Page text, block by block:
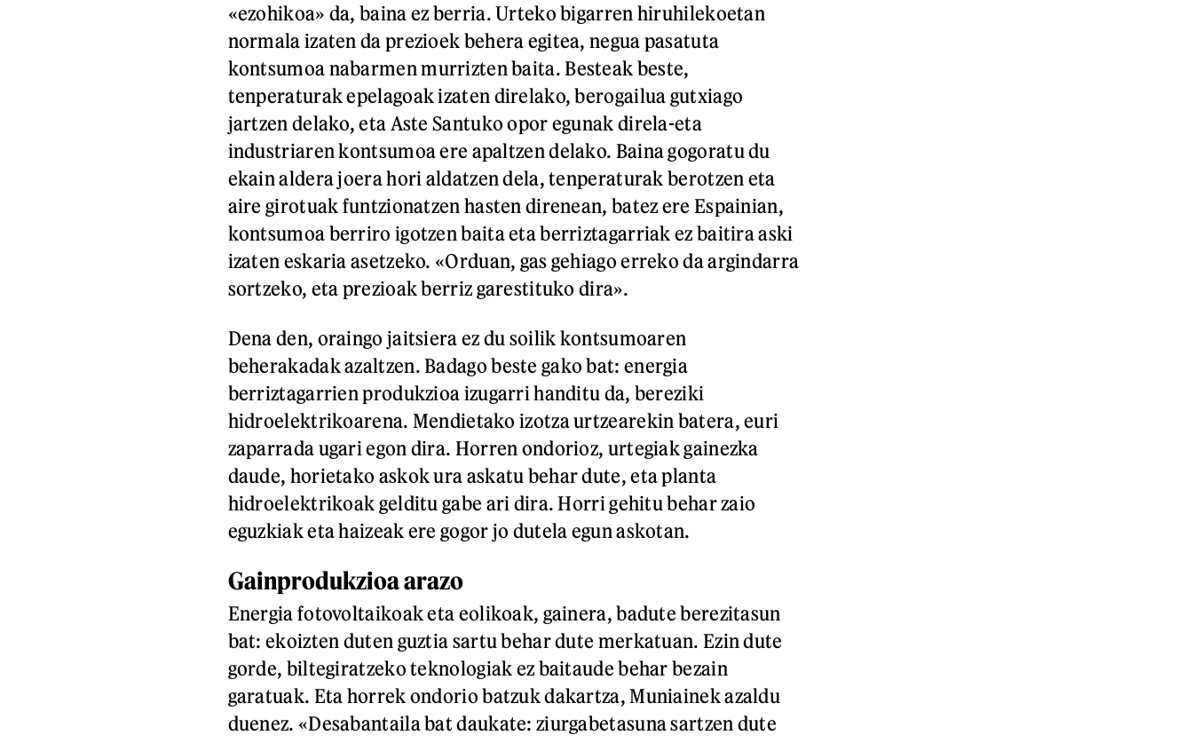
«ezohikoa» da, baina ez berria. Urteko bigarren hiruhilekoetan
normala izaten da prezioek behera egitea, negua pasatuta
kontsumoa nabarmen murrizten baita. Besteak beste,
tenperaturak epelagoak izaten direlako, berogailua gutxiago
jartzen delako, eta Aste Santuko opor egunak direla-eta
industriaren kontsumoa ere apaltzen delako. Baina gogoratu du
ekain aldera joera hori aldatzen dela, tenperaturak berotzen eta
aire girotuak funtzionatzen hasten direnean, batez ere Espainian,
kontsumoa berriro igotzen baita eta berriztagarriak ez baitira aski
izaten eskaria asetzeko. «Orduan, gas gehiago erreko da argindarra
sortzeko, eta prezioak berriz garestituko dira».
Dena den, oraingo jaitsiera ez du soilik kontsumoaren
beherakadak azaltzen. Badago beste gako bat: energia
berriztagarrien produkzioa izugarri handitu da, bereziki
hidroelektrikoarena. Mendietako izotza urtzearekin batera, euri
zaparrada ugari egon dira. Horren ondorioz, urtegiak gainezka
daude, horietako askok ura askatu behar dute, eta planta
hidroelektrikoak gelditu gabe ari dira. Horri gehitu behar zaio
eguzkiak eta haizeak ere gogor jo dutela egun askotan.
Gainprodukzioa arazo
Energia fotovoltaikoak eta eolikoak, gainera, badute berezitasun
bat: ekoizten duten guztia sartu behar dute merkatuan. Ezin dute
gorde, biltegiratzeko teknologiak ez baitaude behar bezain
garatuak. Eta horrek ondorio batzuk dakartza, Muniainek azaldu
duenez. «Desabantaila bat daukate: ziurgabetasuna sartzen dute